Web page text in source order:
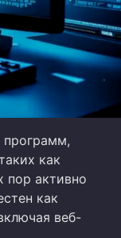
программ,
как
пор активно
как
веб-